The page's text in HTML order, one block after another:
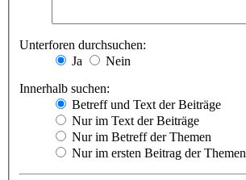
Unterforen durchsuchen:
Ja
Nein
Innerhalb suchen:
Betreff und Text der Beiträge
Nur im Text der Beiträge
Nur im Betreff der Themen
Nur im ersten Beitrag der Themen